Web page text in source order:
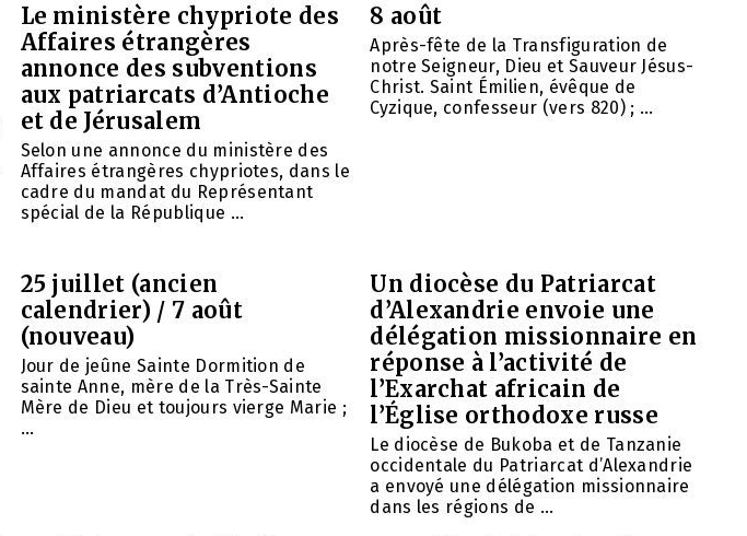
Le ministère chypriote des
Affaires étrangères
annonce des subventions
aux patriarcats d’Antioche
et de Jérusalem
Selon une annonce du ministère des
Affaires étrangères chypriotes, dans le
cadre du mandat du Représentant
spécial de la République ...
8 août
Après-fête de la Transfiguration de
notre Seigneur, Dieu et Sauveur Jésus-
Christ. Saint Émilien, évêque de
Cyzique, confesseur (vers 820) ; ...
25 juillet (ancien
calendrier) / 7 août
(nouveau)
Jour de jeûne Sainte Dormition de
sainte Anne, mère de la Très-Sainte
Mère de Dieu et toujours vierge Marie ;
...
Un diocèse du Patriarcat
d’Alexandrie envoie une
délégation missionnaire en
réponse à l’activité de
l’Exarchat africain de
l’Église orthodoxe russe
Le diocèse de Bukoba et de Tanzanie
occidentale du Patriarcat d’Alexandrie
a envoyé une délégation missionnaire
dans les régions de ...